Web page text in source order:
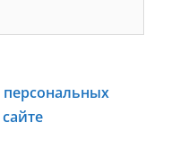
персональных